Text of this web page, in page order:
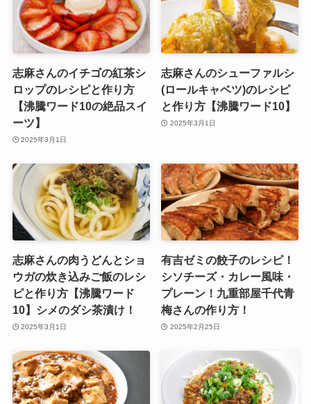
志麻さんのイチゴの紅茶シ
ロップのレシピと作り方
【沸騰ワード10の絶品スイ
ーツ】
2025年3月1日
志麻さんのシューファルシ
(ロールキャベツ)のレシピ
と作り方【沸騰ワード10】
2025年3月1日
志麻さんの肉うどんとショ
ウガの炊き込みご飯のレシ
ピと作り方【沸騰ワード
10】シメのダシ茶漬け！
2025年3月1日
有吉ゼミの餃子のレシピ！
シソチーズ・カレー風味・
プレーン！九重部屋千代青
梅さんの作り方！
2025年2月25日